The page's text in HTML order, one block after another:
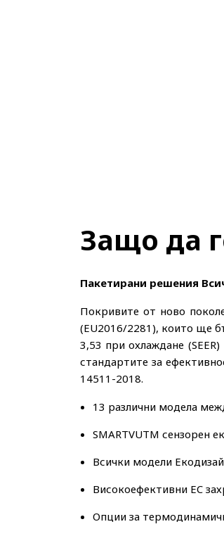
Защо да
Пакетирани решения
Покривите от ново
(EU2016/2281), които ще
3,53 при охлаждане
стандартите за
14511-2018.
13 различни модела
SMARTVUTM сензорен
Всички модели
Високоефективни EC
Опции за